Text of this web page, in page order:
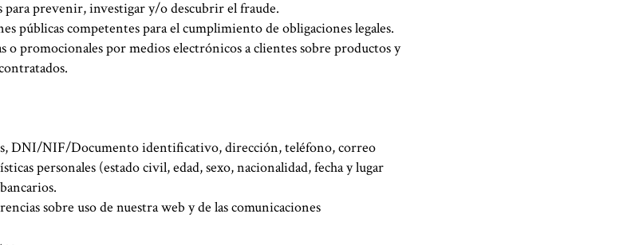
para prevenir, investigar y/o descubrir el fraude.
públicas competentes para el cumplimiento de obligaciones legales.
o promocionales por medios electrónicos a clientes sobre productos y
DNI/NIF/Documento identificativo, dirección, teléfono, correo
personales (estado civil, edad, sexo, nacionalidad, fecha y lugar
sobre uso de nuestra web y de las comunicaciones